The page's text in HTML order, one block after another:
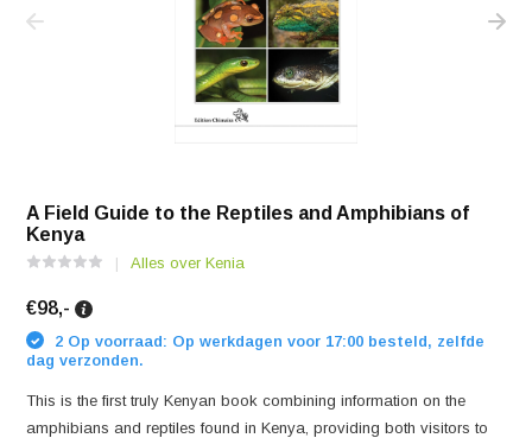
A Field Guide to the Reptiles and Amphibians of
Kenya
Alles over Kenia
€98,-
2 Op voorraad: Op werkdagen voor 17:00 besteld, zelfde
dag verzonden.
This is the first truly Kenyan book combining information on the
amphibians and reptiles found in Kenya, providing both visitors to